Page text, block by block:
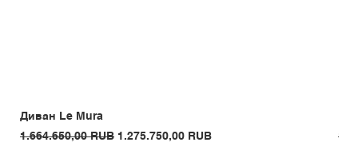
Диван Le Mura
Обычная цена
1.664.650,00 RUB Цена со скидкой
1.275.750,00 RUB